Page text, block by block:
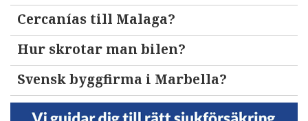
Cercanías till Malaga?
Hur skrotar man bilen?
Svensk byggfirma i Marbella?